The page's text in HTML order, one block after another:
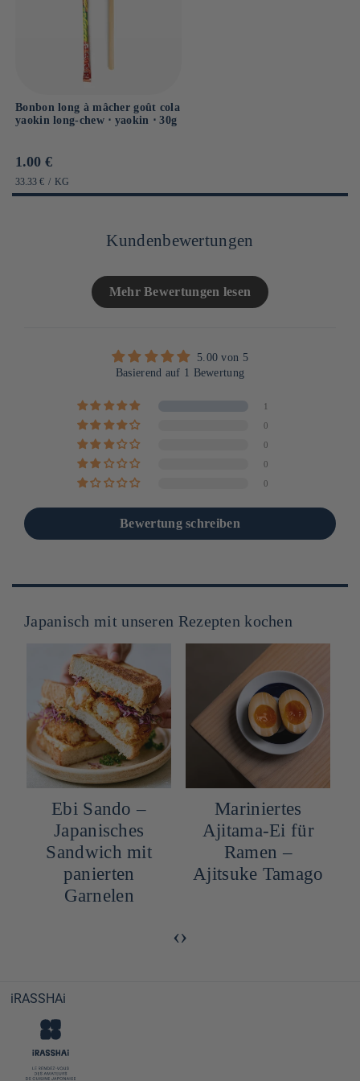
Bonbon long à mâcher goût cola
yaokin long-chew ⋅ yaokin ⋅ 30g
Prix
habituel
1.00 €
PRIX
UNITAIRE
33.33 € / PAR
KG
Kundenbewertungen
Mehr Bewertungen lesen
5.00 von 5
Basierend auf 1 Bewertung
1
0
0
0
0
Bewertung schreiben
Japanisch mit unseren Rezepten kochen
Sando –
mit
Mariniertes
Ajitama-Ei für
Ajitsuke Tamago
Yasai
‹›
iRASSHAi